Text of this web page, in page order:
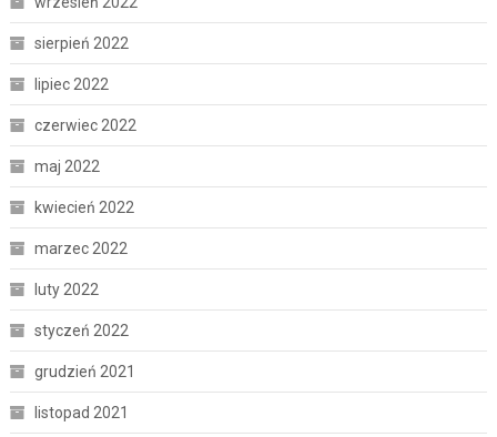
sierpień 2022
lipiec 2022
czerwiec 2022
maj 2022
kwiecień 2022
marzec 2022
luty 2022
styczeń 2022
grudzień 2021
listopad 2021